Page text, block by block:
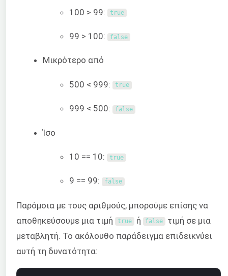
100 > 99: true
99 > 100: false
Μικρότερο από
500 < 999: true
999 < 500: false
Ίσο
10 == 10: true
9 == 99: false
Παρόμοια με τους αριθμούς, μπορούμε επίσης να
αποθηκεύσουμε μια τιμή
true ή false
τιμή σε μια
μεταβλητή. Το ακόλουθο παράδειγμα επιδεικνύει
αυτή τη δυνατότητα: